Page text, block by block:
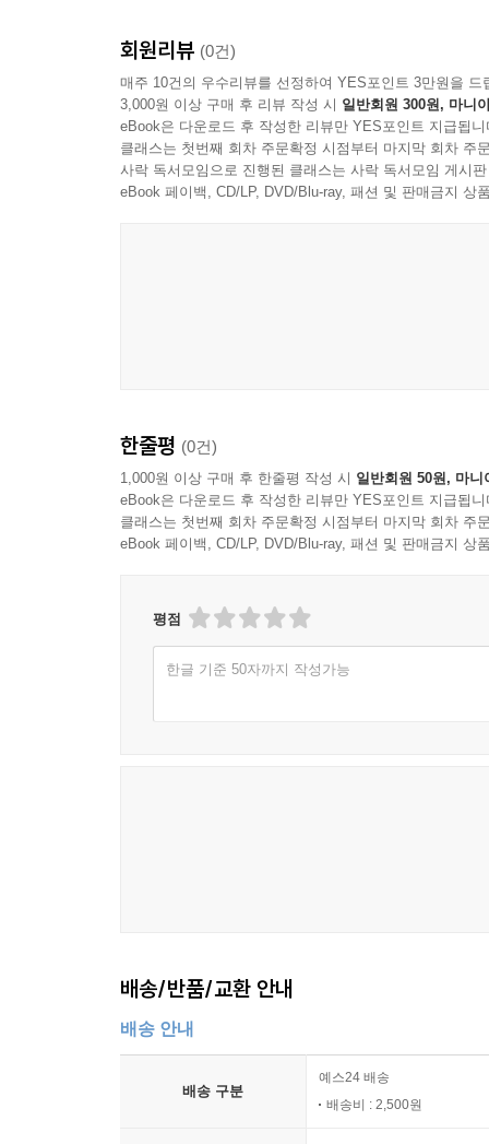
회원리뷰 (0건)
매주 10건의 우수리뷰를 선정하여 YES포인트 3만원을 드
3,000원 이상 구매 후 리뷰 작성 시 일반회원 300원, 마니
eBook은 다운로드 후 작성한 리뷰만 YES포인트 지급됩니
클래스는 첫번째 회차 주문확정 시점부터 마지막 회차 주
사락 독서모임으로 진행된 클래스는 사락 독서모임 게시
eBook 페이백, CD/LP, DVD/Blu-ray, 패션 및 판매금지 상
한줄평 (0건)
1,000원 이상 구매 후 한줄평 작성 시 일반회원 50원, 마니
eBook은 다운로드 후 작성한 리뷰만 YES포인트 지급됩니
클래스는 첫번째 회차 주문확정 시점부터 마지막 회차 주
eBook 페이백, CD/LP, DVD/Blu-ray, 패션 및 판매금지 상
평점
한글 기준 50자까지 작성가능
배송/반품/교환 안내
배송 안내
배송 구분
예스24 배송
배송비 : 2,500원